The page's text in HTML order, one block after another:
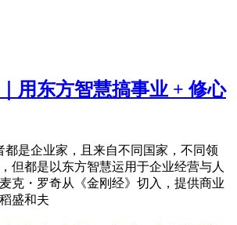
用东方智慧搞事业 + 修心
都是企业家，且来自不同国家，不同领
但都是以东方智慧运用于企业经营与人
克・罗奇从《金刚经》切入，提供商业
盛和夫